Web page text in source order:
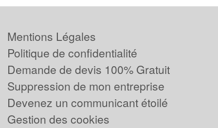
Mentions Légales
Politique de confidentialité
Demande de devis 100% Gratuit
Suppression de mon entreprise
Devenez un communicant étoilé
Gestion des cookies